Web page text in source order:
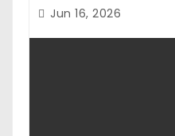
Jun 16, 2026